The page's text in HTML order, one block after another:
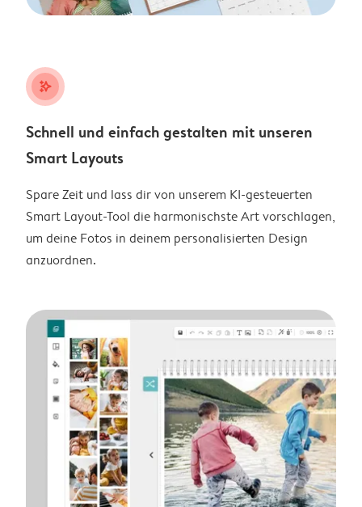
stars_plus
Schnell und einfach gestalten mit unseren
Smart Layouts
Spare Zeit und lass dir von unserem KI-gesteuerten
Smart Layout-Tool die harmonischste Art vorschlagen,
um deine Fotos in deinem personalisierten Design
anzuordnen.